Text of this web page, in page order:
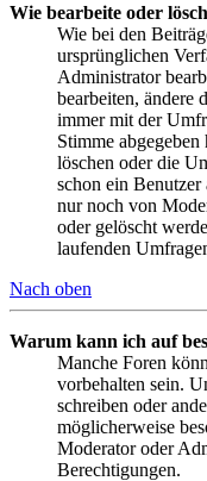
Wie bearbeite oder
Wie bei den
ursprünglichen
Administrator
bearbeiten, ändere
immer mit der
Stimme
löschen oder die
schon ein
nur noch von
oder gelöscht
laufenden
Nach oben
Warum kann ich auf
Manche Foren
vorbehalten sein.
schreiben oder
möglicherweise
Moderator oder
Berechtigungen.